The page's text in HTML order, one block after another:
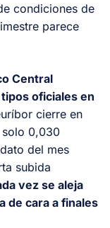
condiciones de
parece
Central
oficiales en
cierre en
solo 0,030
del mes
subida
vez se aleja
de cara a finales